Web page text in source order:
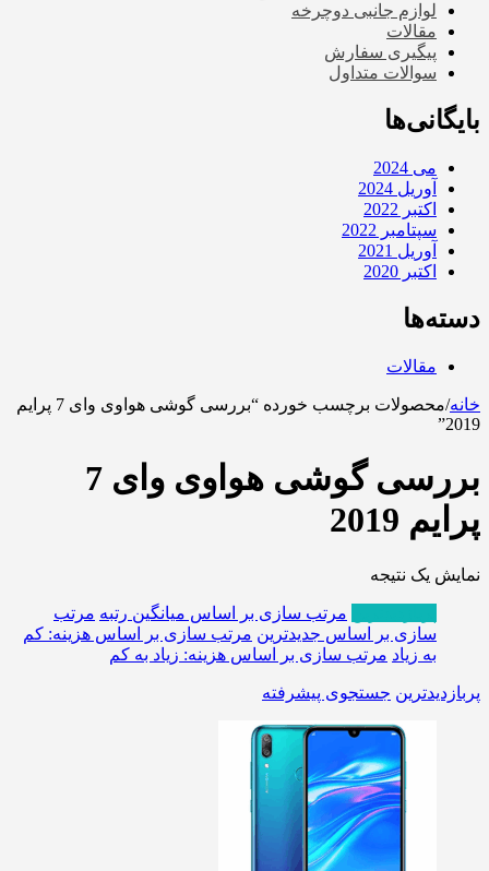
لوازم جانبی دوچرخه
مقالات
پیگیری سفارش
سوالات متداول
بایگانی‌ها
می 2024
آوریل 2024
اکتبر 2022
سپتامبر 2022
آوریل 2021
اکتبر 2020
دسته‌ها
مقالات
خانه/
محصولات برچسب خورده “بررسی گوشی هواوی وای 7 پرایم
2019”
بررسی گوشی هواوی وای 7
پرایم 2019
نمایش یک نتیجه
مرتب سازی بر اساس میانگین رتبه مرتب
سازی بر اساس جدیدترین مرتب سازی بر اساس هزینه: کم
به زیاد مرتب سازی بر اساس هزینه: زیاد به کم
پربازدیدترین جستجوی پیشرفته